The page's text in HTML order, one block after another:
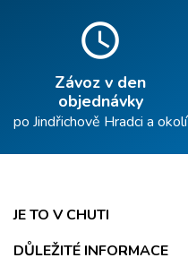
schedule
Závoz v den
objednávky
po Jindřichově Hradci a okolí
JE TO V CHUTI
DŮLEŽITÉ INFORMACE